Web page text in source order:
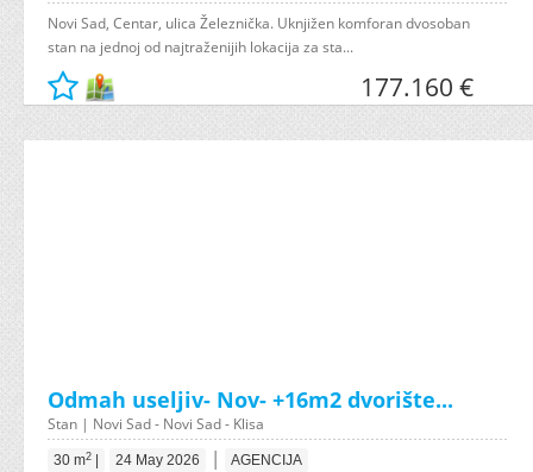
Novi Sad, Centar, ulica Železnička. Uknjižen komforan dvosoban
stan na jednoj od najtraženijih lokacija za sta...
177.160 €
Odmah useljiv- Nov- +16m2 dvorište...
Stan | Novi Sad - Novi Sad - Klisa
30 m2 24 May 2026 | AGENCIJA